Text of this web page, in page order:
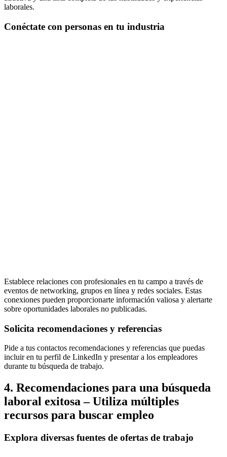
laborales.
Conéctate con personas en tu industria
Establece relaciones con profesionales en tu campo a través de
eventos de networking, grupos en línea y redes sociales. Estas
conexiones pueden proporcionarte información valiosa y alertarte
sobre oportunidades laborales no publicadas.
Solicita recomendaciones y referencias
Pide a tus contactos recomendaciones y referencias que puedas
incluir en tu perfil de LinkedIn y presentar a los empleadores
durante tu búsqueda de trabajo.
4. Recomendaciones para una búsqueda
laboral exitosa – Utiliza múltiples
recursos para buscar empleo
Explora diversas fuentes de ofertas de trabajo